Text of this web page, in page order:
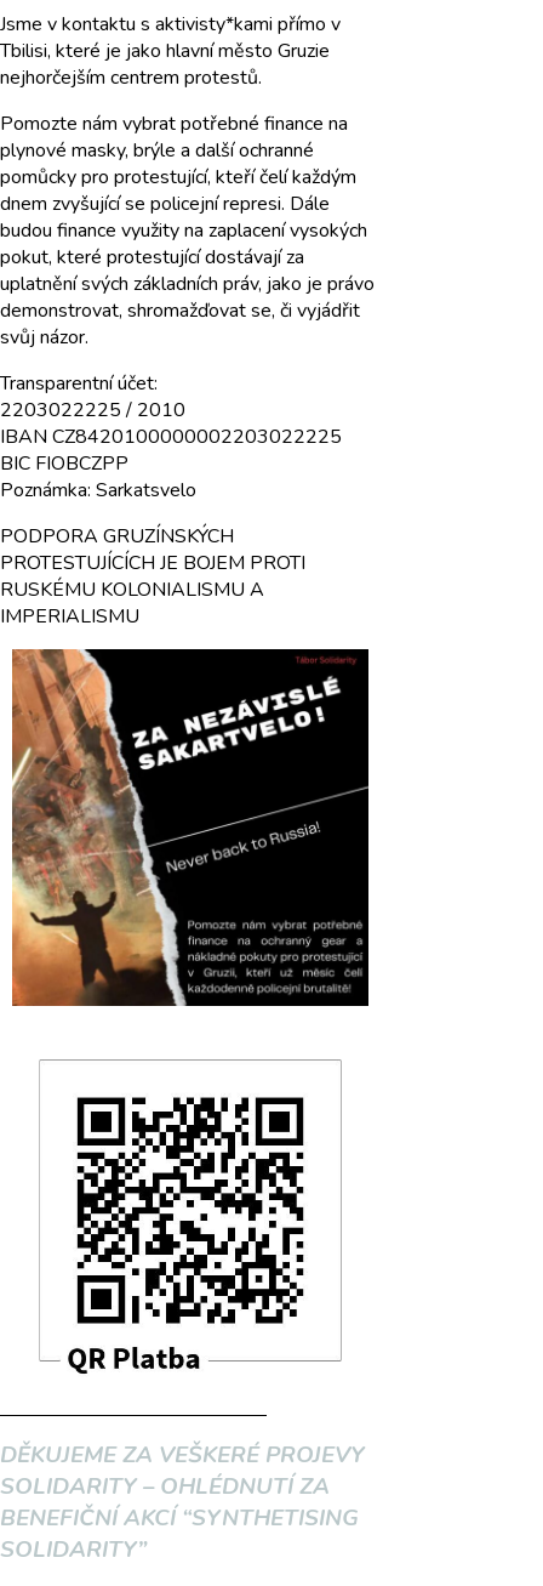
Jsme v kontaktu s aktivisty*kami přímo v
Tbilisi, které je jako hlavní město Gruzie
nejhorčejším centrem protestů.
Pomozte nám vybrat potřebné finance na
plynové masky, brýle a další ochranné
pomůcky pro protestující, kteří čelí každým
dnem zvyšující se policejní represi. Dále
budou finance využity na zaplacení vysokých
pokut, které protestující dostávají za
uplatnění svých základních práv, jako je právo
demonstrovat, shromažďovat se, či vyjádřit
svůj názor.
Transparentní účet:
2203022225 / 2010
IBAN CZ8420100000002203022225
BIC FIOBCZPP
Poznámka: Sarkatsvelo
PODPORA GRUZÍNSKÝCH
PROTESTUJÍCÍCH JE BOJEM PROTI
RUSKÉMU KOLONIALISMU A
IMPERIALISMU
DĚKUJEME ZA VEŠKERÉ PROJEVY
SOLIDARITY – OHLÉDNUTÍ ZA
BENEFIČNÍ AKCÍ “SYNTHETISING
SOLIDARITY”